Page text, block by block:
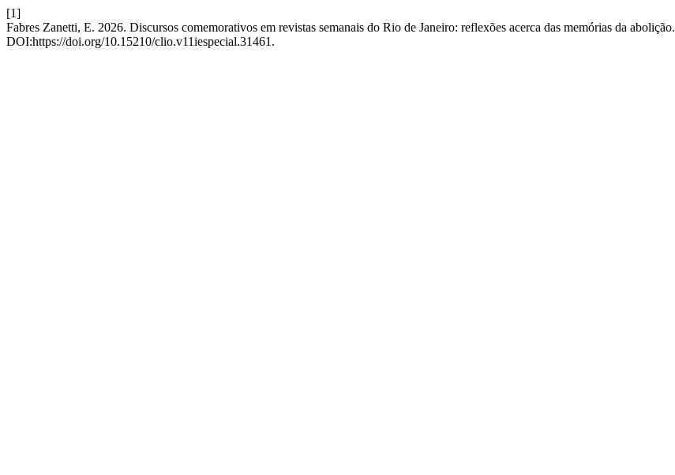
[1]
Fabres Zanetti, E. 2026. Discursos comemorativos em revistas semanais do Rio de Janeiro: reflexões acerca das memórias da abolição.
DOI:https://doi.org/10.15210/clio.v11iespecial.31461.